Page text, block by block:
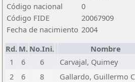
Código nacional
0
Código FIDE
20067909
Fecha de nacimiento 2004
Rd. M. No.Ini. Nombre
1
6 6 Carvajal, Quimey
2
6 8 Gallardo, Guillermo